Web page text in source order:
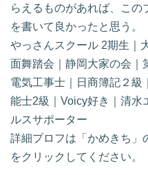
らえるものがあれば、この
を書いて良かったと思う。
やっさんスクール 2期生｜
面舞踏会｜静岡大家の会｜
電気工事士｜日商簿記２級
能士2級｜Voicy好き｜清水
ルスサポーター
詳細プロフは「かめきち」
をクリックしてください。